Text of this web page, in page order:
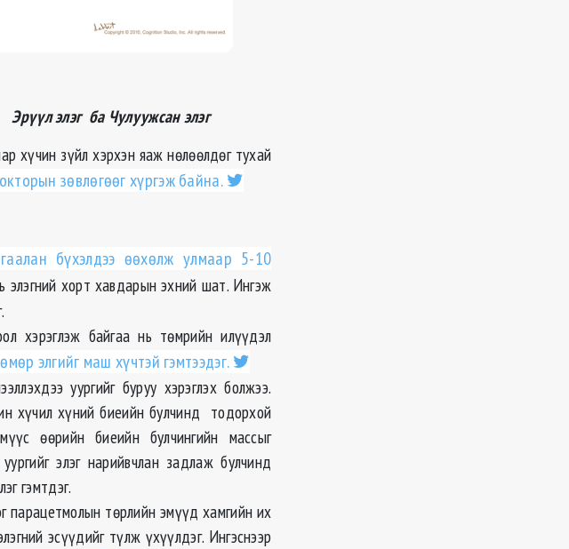
Эрүүл элэг ба Чулуужсан элэг
хүчин зүйл хэрхэн яаж нөлөөлдөг тухай
зөвлөгөөг хүргэж байна.
бүхэлдээ өөхөлж улмаар 5-10
элэгний хорт хавдарын эхний шат. Ингэж
байгаа нь төмрийн илүүдэл
элгийг маш хүчтэй гэмтээдэг.
уургийг буруу хэрэглэх болжээ.
хүчил хүний биеийн булчинд тодорхой
өөрийн биеийн булчингийн массыг
элэг нарийвчлан задлаж булчинд
гэмтдэг.
парацетмолын төрлийн эмүүд хамгийн их
эсүүдийг түлж үхүүлдэг. Ингэснээр